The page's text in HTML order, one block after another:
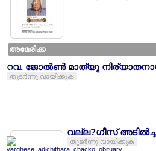
അമേരിക്ക
റവ. ജോല്‍ണ്‍ മാത്യു
തുടര്‍ന്നു വായിക്കുക
വല്ല?ഗീസ്
തുടര്‍ന്നു വായിക്കുക